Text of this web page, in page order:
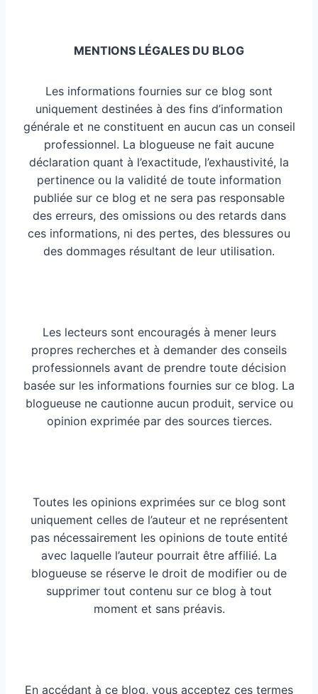
MENTIONS LÉGALES DU BLOG
Les informations fournies sur ce blog sont
uniquement destinées à des fins d’information
générale et ne constituent en aucun cas un conseil
professionnel. La blogueuse ne fait aucune
déclaration quant à l’exactitude, l’exhaustivité, la
pertinence ou la validité de toute information
publiée sur ce blog et ne sera pas responsable
des erreurs, des omissions ou des retards dans
ces informations, ni des pertes, des blessures ou
des dommages résultant de leur utilisation.
Les lecteurs sont encouragés à mener leurs
propres recherches et à demander des conseils
professionnels avant de prendre toute décision
basée sur les informations fournies sur ce blog. La
blogueuse ne cautionne aucun produit, service ou
opinion exprimée par des sources tierces.
Toutes les opinions exprimées sur ce blog sont
uniquement celles de l’auteur et ne représentent
pas nécessairement les opinions de toute entité
avec laquelle l’auteur pourrait être affilié. La
blogueuse se réserve le droit de modifier ou de
supprimer tout contenu sur ce blog à tout
moment et sans préavis.
En accédant à ce blog, vous acceptez ces termes